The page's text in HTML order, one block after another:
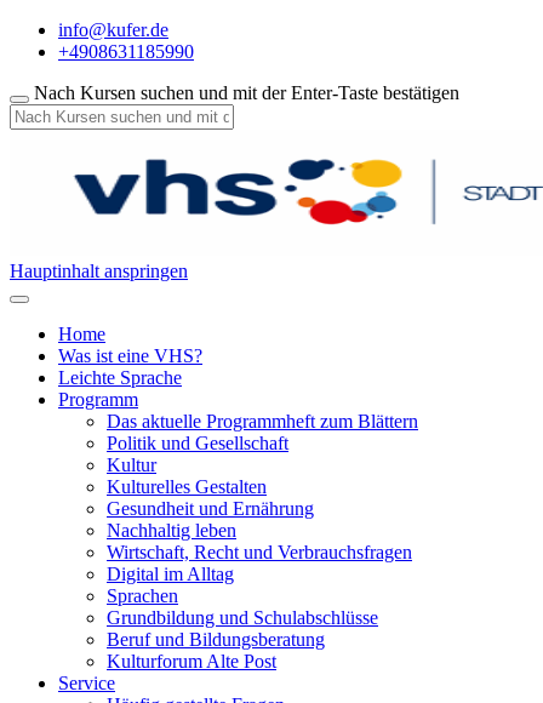
info@kufer.de
+4908631185990
Nach Kursen suchen und mit der Enter-Taste bestätigen
Hauptinhalt anspringen
Home
Was ist eine VHS?
Leichte Sprache
Programm
Das aktuelle Programmheft zum Blättern
Politik und Gesellschaft
Kultur
Kulturelles Gestalten
Gesundheit und Ernährung
Nachhaltig leben
Wirtschaft, Recht und Verbrauchsfragen
Digital im Alltag
Sprachen
Grundbildung und Schulabschlüsse
Beruf und Bildungsberatung
Kulturforum Alte Post
Service